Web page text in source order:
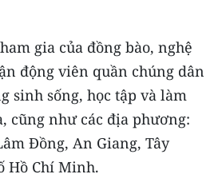
gia của đồng bào, nghệ
động viên quần chúng dân
sinh sống, học tập và làm
cũng như các địa phương:
Đồng, An Giang, Tây
Hồ Chí Minh.